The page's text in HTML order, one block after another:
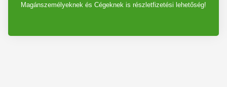
Magánszemélyeknek és Cégeknek is részletfizetési lehetőség!